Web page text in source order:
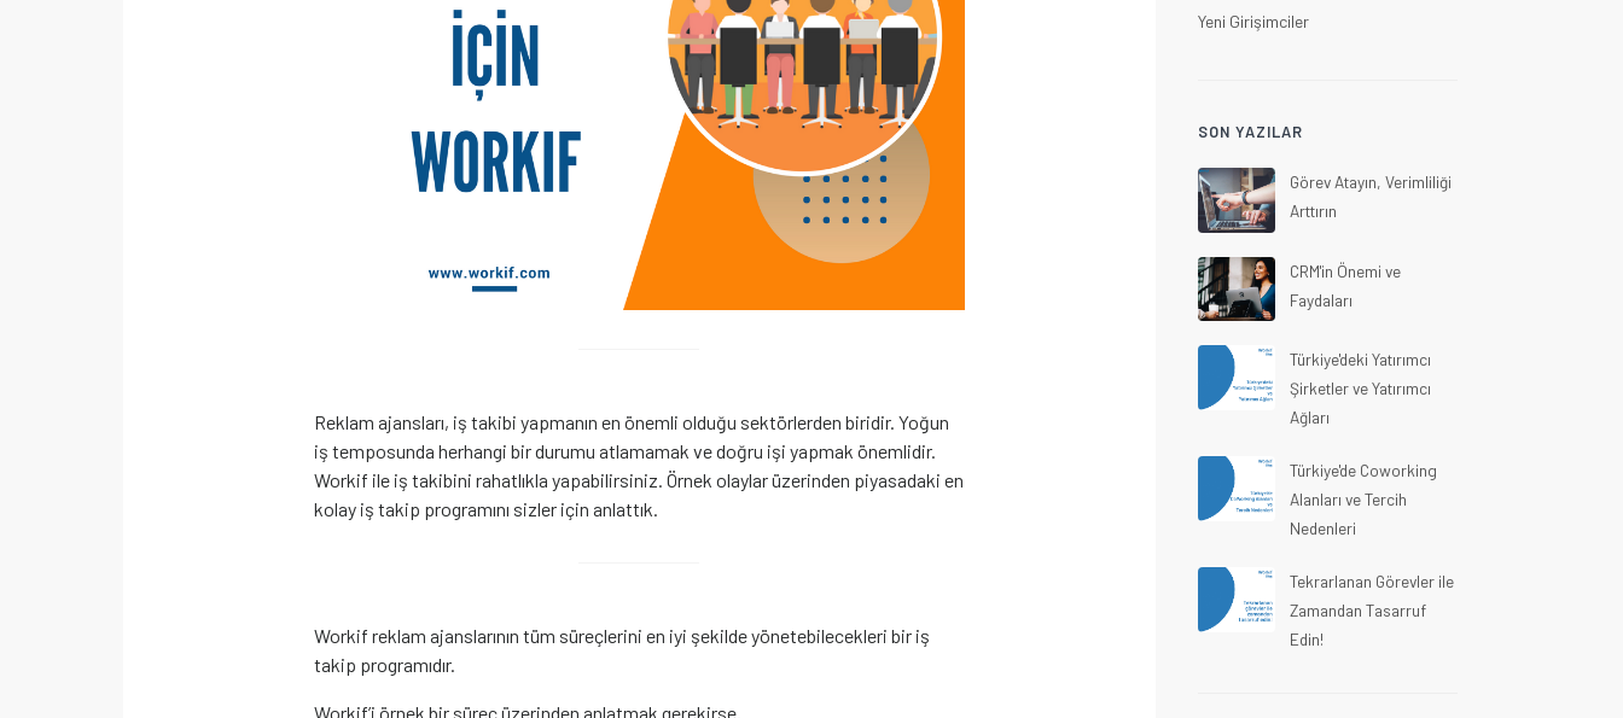
Reklam ajansları, iş takibi yapmanın en önemli olduğu sektörlerden biridir. Yoğun
iş temposunda herhangi bir durumu atlamamak ve doğru işi yapmak önemlidir.
Workif ile iş takibini rahatlıkla yapabilirsiniz. Örnek olaylar üzerinden piyasadaki en
kolay iş takip programını sizler için anlattık.
Workif reklam ajanslarının tüm süreçlerini en iyi şekilde yönetebilecekleri bir iş
takip programıdır.
Workif’i örnek bir süreç üzerinden anlatmak gerekirse.
Yeni Girişimciler
SON YAZILAR
Görev Atayın, Verimliliği
Arttırın
CRM'in Önemi ve
Faydaları
Türkiye'deki Yatırımcı
Şirketler ve Yatırımcı
Ağları
Türkiye'de Coworking
Alanları ve Tercih
Nedenleri
Tekrarlanan Görevler ile
Zamandan Tasarruf
Edin!